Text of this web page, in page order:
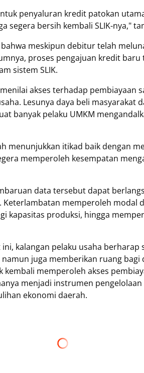
penyaluran kredit patokan
segera bersih kembali SLIK-nya,"
meskipun debitur telah
proses pengajuan kredit
sistem SLIK.
akses terhadap pembiayaan
Lesunya daya beli masyarakat
banyak pelaku UMKM
menunjukkan itikad baik dengan
memperoleh kesempatan
data tersebut dapat
Keterlambatan memperoleh modal
kapasitas produksi, hingga
kalangan pelaku usaha
juga memberikan ruang bagi
kembali memperoleh akses
menjadi instrumen
ekonomi daerah.